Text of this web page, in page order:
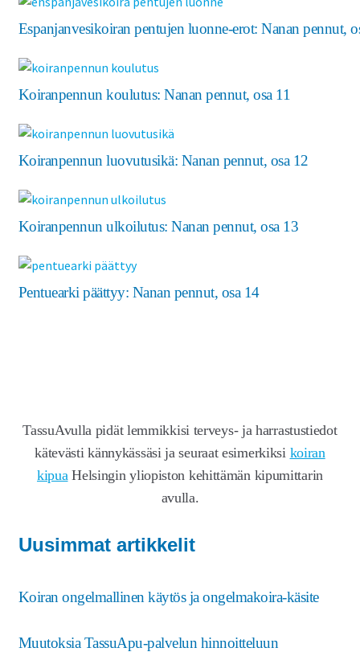
Espanjanvesikoiran pentujen luonne-erot: Nanan pennut,
Koiranpennun koulutus: Nanan pennut, osa 11
Koiranpennun luovutusikä: Nanan pennut, osa 12
Koiranpennun ulkoilutus: Nanan pennut, osa 13
Pentuearki päättyy: Nanan pennut, osa 14
TassuAvulla pidät lemmikkisi terveys- ja harrastustiedot
kätevästi kännykässäsi ja seuraat esimerkiksi koiran
kipuaHelsingin yliopiston kehittämän kipumittarin
avulla.
Uusimmat artikkelit
Koiran ongelmallinen käytös ja ongelmakoira-käsite
Muutoksia TassuApu-palvelun hinnoitteluun